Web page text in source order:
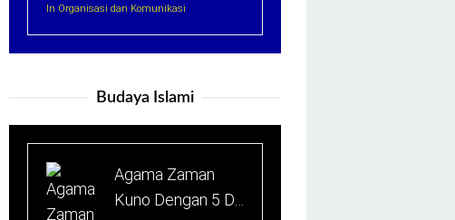
In Organisasi dan Komunikasi
Budaya Islami
Agama Zaman
Kuno Dengan 5 D…